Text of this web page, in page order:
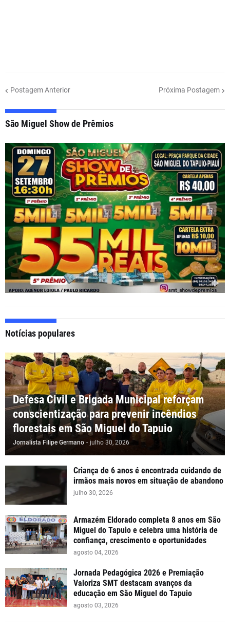
Postagem Anterior Próxima Postagem
São Miguel Show de Prêmios
Notícias populares
Defesa Civil e Brigada Municipal reforçam
conscientização para prevenir incêndios
florestais em São Miguel do Tapuio
Jornalista Filipe Germano - julho 30, 2026
Criança de 6 anos é encontrada cuidando de
irmãos mais novos em situação de abandono
julho 30, 2026
Armazém Eldorado completa 8 anos em São
Miguel do Tapuio e celebra uma história de
confiança, crescimento e oportunidades
agosto 04, 2026
Jornada Pedagógica 2026 e Premiação
Valoriza SMT destacam avanços da
educação em São Miguel do Tapuio
agosto 03, 2026